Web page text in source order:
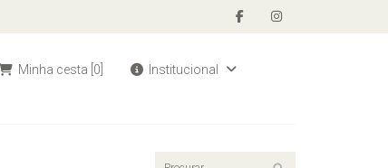
Minha cesta [0]
Institucional